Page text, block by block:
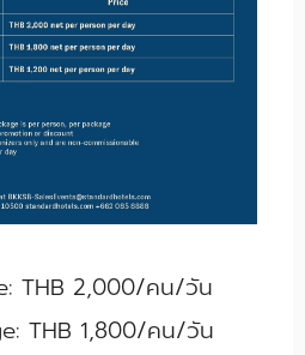
THB 2,000/คน/วัน
THB 1,800/คน/วัน